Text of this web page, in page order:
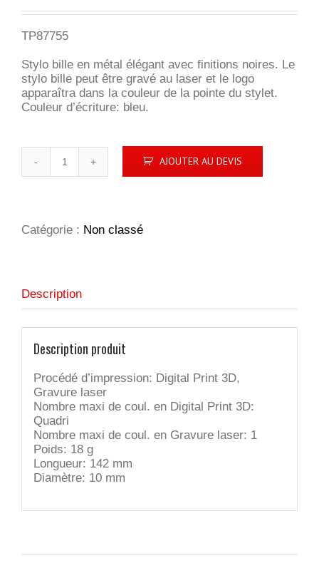
TP87755
Stylo bille en métal élégant avec finitions noires. Le
stylo bille peut être gravé au laser et le logo
apparaîtra dans la couleur de la pointe du stylet.
Couleur d’écriture: bleu.
YORK
CAOUTCHOUTÉ
AJOUTER AU DEVIS
Catégorie : Non classé
Description
Description produit
Procédé d’impression: Digital Print 3D,
Gravure laser
Nombre maxi de coul. en Digital Print 3D:
Quadri
Nombre maxi de coul. en Gravure laser: 1
Poids: 18 g
Longueur: 142 mm
Diamètre: 10 mm